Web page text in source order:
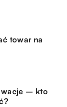
towar na
– kto